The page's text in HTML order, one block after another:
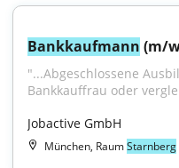
Bankkaufmann (m/
"...Abgeschlossene
Bankkauffrau oder
Jobactive GmbH
München, RaumStarnberg